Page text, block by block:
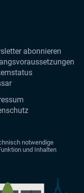
abonnieren
notwendige
und Inhalten